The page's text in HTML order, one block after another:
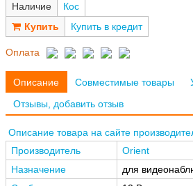
Наличие
Кос
Купить в кредит
Оплата
Описание Совместимые товары
Отзывы, добавить отзыв
Описание товара на сайте
Производитель
Orient
Назначение
для